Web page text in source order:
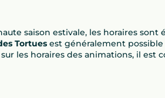
saison estivale, les horaires
Tortues est généralement
les horaires des animations, il